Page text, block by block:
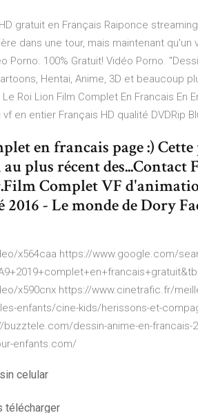
gratuit en Français Raiponce
dans une tour, mais maintenant
Porno. 100% Gratuit! Vidéo Porno.
Hentai, Anime, 3D et beaucoup
Roi Lion Film Complet En Francais En
en entier Français HD qualité DVDRip
en francais page :)
plus récent des...Contact
Complet VF
- Le monde de Dory
x564caa https://www.google.com/
x590cnx https://www.cinetrafic.fr/
enfants/cine-kids/herissons-et-
dessin-anime-en-francais-
enfants.com/
celular
télécharger